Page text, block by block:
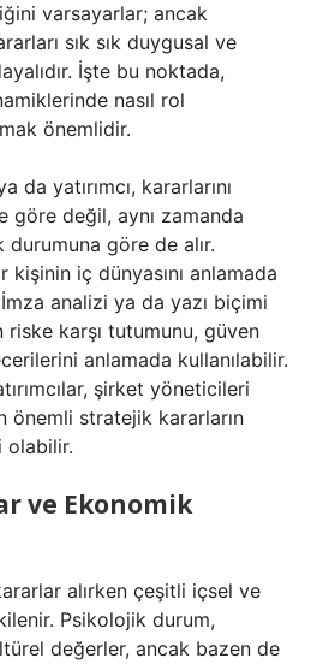
varsayarlar; ancak
sık sık duygusal ve
İşte bu noktada,
nasıl rol
önemlidir.
yatırımcı, kararlarını
göre değil, aynı zamanda
göre de alır.
kişinin iç dünyasını anlamada
analizi ya da yazı biçimi
karşı tutumunu, güven
anlamada kullanılabilir.
şirket yöneticileri
önemli stratejik kararların
olabilir.
ve Ekonomik
alırken çeşitli içsel ve
Psikolojik durum,
değerler, ancak bazen de